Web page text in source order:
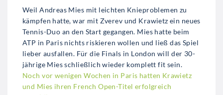
Weil Andreas Mies mit leichten Knieproblemen zu
kämpfen hatte, war mit Zverev und Krawietz ein neues
Tennis-Duo an den Start gegangen. Mies hatte beim
ATP in Paris nichts riskieren wollen und ließ das Spiel
lieber ausfallen. Für die Finals in London will der 30-
jährige Mies schließlich wieder komplett fit sein.
Noch vor wenigen Wochen in Paris hatten Krawietz
und Mies ihren French Open-Titel erfolgreich